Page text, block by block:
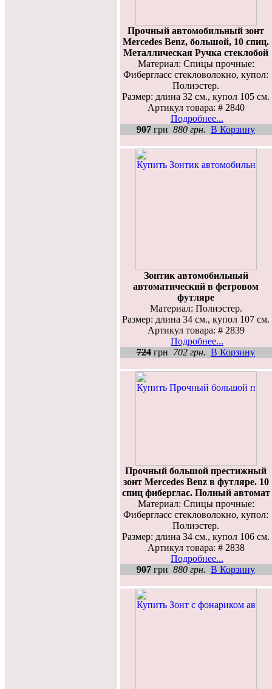
Прочный автомобильный зонт
Mercedes Benz, большой, 10 спиц.
Металлическая Ручка стеклобой
Материал: Спицы прочные:
Фибергласс стекловолокно, купол:
Полиэстер.
Размер: длина 32 см., купол 105 см.
Артикул товара: # 2840
Подробнее...
907 грн 880 грн. В Корзину
Зонтик автомобильный
автоматический в фетровом
футляре
Материал: Полиэстер.
Размер: длина 34 см., купол 107 см.
Артикул товара: # 2839
Подробнее...
724 грн 702 грн. В Корзину
Прочный большой престижный
зонт Mercedes Benz в футляре. 10
спиц фиберглас. Полный автомат
Материал: Спицы прочные:
Фибергласс стекловолокно, купол:
Полиэстер.
Размер: длина 34 см., купол 106 см.
Артикул товара: # 2838
Подробнее...
907 грн 880 грн. В Корзину